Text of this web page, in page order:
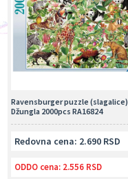
Ravensburger puzzle (slagalice)
Džungla 2000pcs RA16824
Redovna cena: 2.690 RSD
ODDO cena: 2.556 RSD